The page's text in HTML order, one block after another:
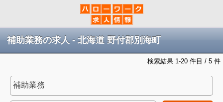
補助業務の求人 - 北海道 野付郡別海町
検索結果 1-20 件目 / 5 件